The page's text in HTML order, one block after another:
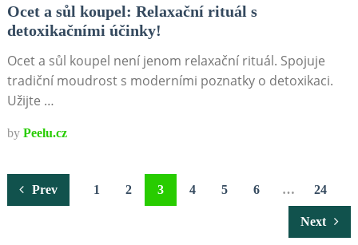
Ocet a sůl koupel: Relaxační rituál s
detoxikačními účinky!
Ocet a sůl koupel není jenom relaxační rituál. Spojuje
tradiční moudrost s moderními poznatky o detoxikaci.
Užijte …
by Peelu.cz
Stránkování
Prev 1 2 3 4 5 6 … 24
Next